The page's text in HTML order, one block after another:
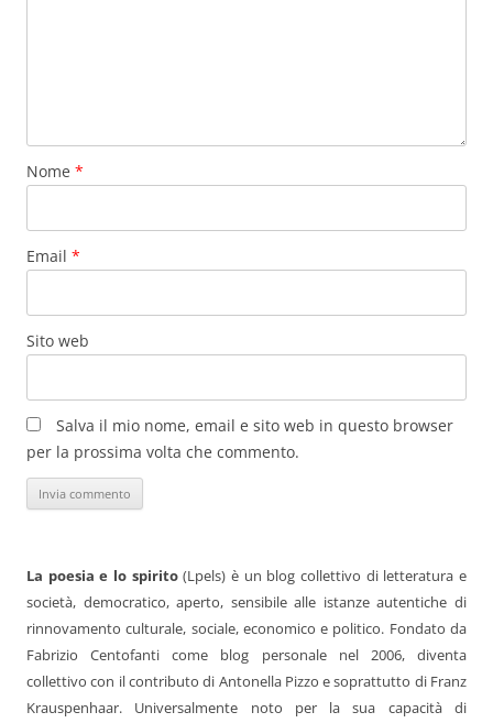
Nome *
Email *
Sito web
Salva il mio nome, email e sito web in questo browser
per la prossima volta che commento.
La poesia e lo spirito(Lpels) è un blog collettivo di letteratura e
società, democratico, aperto, sensibile alle istanze autentiche di
rinnovamento culturale, sociale, economico e politico. Fondato da
Fabrizio Centofanti come blog personale nel 2006, diventa
collettivo con il contributo di Antonella Pizzo e soprattutto di Franz
Krauspenhaar. Universalmente noto per la sua capacità di